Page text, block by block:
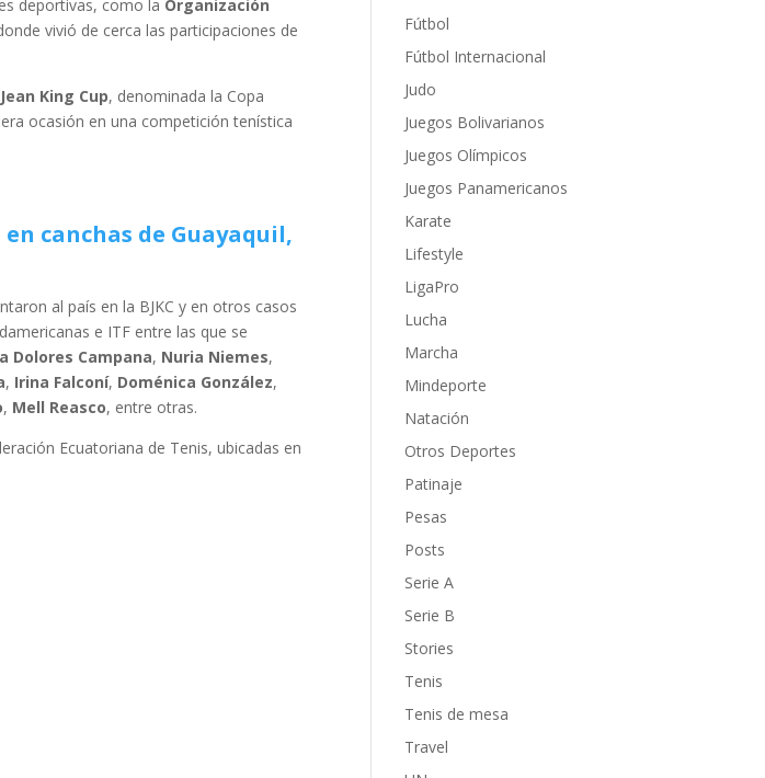
deportivas, como la Organización
vivió de cerca las participaciones de
King Cup, denominada la Copa
ocasión en una competición tenística
canchas de Guayaquil,
al país en la BJKC y en otros casos
e ITF entre las que se
Dolores Campana, Nuria Niemes,
, Irina Falconí, Doménica González,
, Mell Reasco, entre otras.
Ecuatoriana de Tenis, ubicadas en
Fútbol
Fútbol Internacional
Judo
Juegos Bolivarianos
Juegos Olímpicos
Juegos Panamericanos
Karate
Lifestyle
LigaPro
Lucha
Marcha
Mindeporte
Natación
Otros Deportes
Patinaje
Pesas
Posts
Serie A
Serie B
Stories
Tenis
Tenis de mesa
Travel